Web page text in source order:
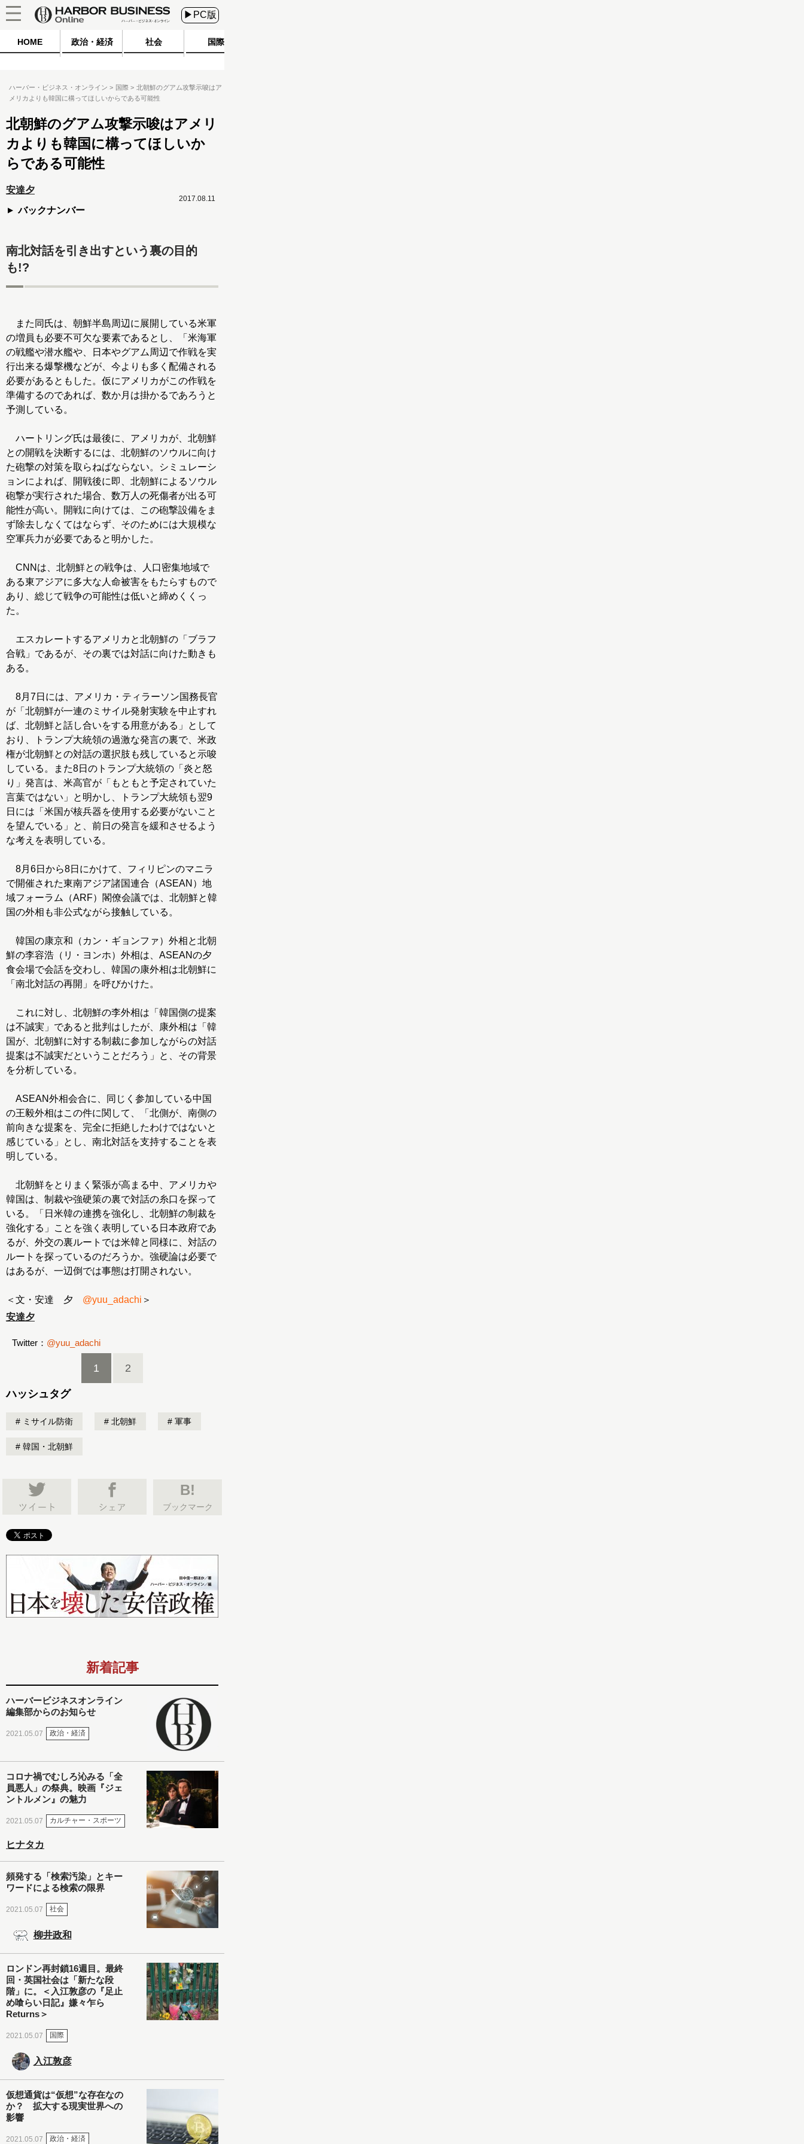
▶PC版
HOME 政治・経済 社会 国際
ハーバー・ビジネス・オンライン 国際
北朝鮮のグアム攻撃示唆はア
メリカよりも韓国に構ってほしいからである可能性
北朝鮮のグアム攻撃示唆はアメリ
カよりも韓国に構ってほしいか
らである可能性
安達夕
バックナンバー
2017.08.11
南北対話を引き出すという裏の目的
も!?
また同氏は、朝鮮半島周辺に展開している米軍
の増員も必要不可欠な要素であるとし、「米海軍
の戦艦や潜水艦や、日本やグアム周辺で作戦を実
行出来る爆撃機などが、今よりも多く配備される
必要があるともした。仮にアメリカがこの作戦を
準備するのであれば、数か月は掛かるであろうと
予測している。
ハートリング氏は最後に、アメリカが、北朝鮮
との開戦を決断するには、北朝鮮のソウルに向け
た砲撃の対策を取らねばならない。シミュレーシ
ョンによれば、開戦後に即、北朝鮮によるソウル
砲撃が実行された場合、数万人の死傷者が出る可
能性が高い。開戦に向けては、この砲撃設備をま
ず除去しなくてはならず、そのためには大規模な
空軍兵力が必要であると明かした。
CNNは、北朝鮮との戦争は、人口密集地域で
ある東アジアに多大な人命被害をもたらすもので
あり、総じて戦争の可能性は低いと締めくくっ
た。
エスカレートするアメリカと北朝鮮の「ブラフ
合戦」であるが、その裏では対話に向けた動きも
ある。
8月7日には、アメリカ・ティラーソン国務長官
が「北朝鮮が一連のミサイル発射実験を中止すれ
ば、北朝鮮と話し合いをする用意がある」として
おり、トランプ大統領の過激な発言の裏で、米政
権が北朝鮮との対話の選択肢も残していると示唆
している。また8日のトランプ大統領の「炎と怒
り」発言は、米高官が「もともと予定されていた
言葉ではない」と明かし、トランプ大統領も翌9
日には「米国が核兵器を使用する必要がないこと
を望んでいる」と、前日の発言を緩和させるよう
な考えを表明している。
8月6日から8日にかけて、フィリピンのマニラ
で開催された東南アジア諸国連合（ASEAN）地
域フォーラム（ARF）閣僚会議では、北朝鮮と韓
国の外相も非公式ながら接触している。
韓国の康京和（カン・ギョンファ）外相と北朝
鮮の李容浩（リ・ヨンホ）外相は、ASEANの夕
食会場で会話を交わし、韓国の康外相は北朝鮮に
「南北対話の再開」を呼びかけた。
これに対し、北朝鮮の李外相は「韓国側の提案
は不誠実」であると批判はしたが、康外相は「韓
国が、北朝鮮に対する制裁に参加しながらの対話
提案は不誠実だということだろう」と、その背景
を分析している。
ASEAN外相会合に、同じく参加している中国
の王毅外相はこの件に関して、「北側が、南側の
前向きな提案を、完全に拒絶したわけではないと
感じている」とし、南北対話を支持することを表
明している。
北朝鮮をとりまく緊張が高まる中、アメリカや
韓国は、制裁や強硬策の裏で対話の糸口を探って
いる。「日米韓の連携を強化し、北朝鮮の制裁を
強化する」ことを強く表明している日本政府であ
るが、外交の裏ルートでは米韓と同様に、対話の
ルートを探っているのだろうか。強硬論は必要で
はあるが、一辺倒では事態は打開されない。
＜文・安達 夕 @yuu_adachi ＞
安達夕
Twitter： @yuu_adachi
1 2
ハッシュタグ
ミサイル防衛 北朝鮮 軍事
韓国・北朝鮮
B!
ブックマーク
新着記事
ハーバービジネスオンライン
編集部からのお知らせ
2021.05.07 政治・経済
コロナ禍でむしろ沁みる「全
員悪人」の祭典。映画『ジェ
ントルメン』の魅力
2021.05.07 カルチャー・スポーツ
ヒナタカ
頻発する「検索汚染」とキー
ワードによる検索の限界
2021.05.07 社会
柳井政和
ロンドン再封鎖16週目。最終
回・英国社会は「新たな段
階」に。＜入江敦彦の『足止
め喰らい日記』嫌々乍ら
Returns＞
2021.05.07 国際
入江敦彦
仮想通貨は“仮想”な存在なの
か？ 拡大する現実世界への
影響
2021.05.07 政治・経済